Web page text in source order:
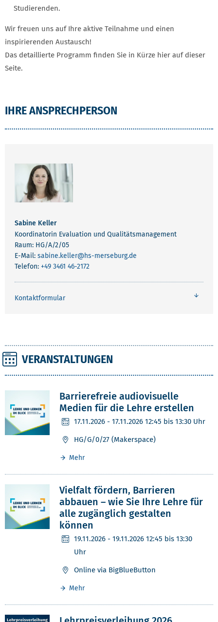
Studierenden.
Wir freuen uns auf Ihre aktive Teilnahme und einen
inspirierenden Austausch!
Das detaillierte Programm finden Sie in Kürze hier auf dieser
Seite.
IHRE ANSPRECHPERSON
Sabine Keller
Koordinatorin Evaluation und Qualitätsmanagement
Raum: HG/A/2/05
E-Mail: sabine.keller@hs-merseburg.de
Telefon: +49 3461 46-2172
Kontaktformular
VERANSTALTUNGEN
Barrierefreie audiovisuelle
Medien für die Lehre erstellen
17.11.2026 - 17.11.2026 12:45 bis 13:30 Uhr
HG/G/0/27 (Makerspace)
Mehr
Vielfalt fördern, Barrieren
abbauen – wie Sie Ihre Lehre für
alle zugänglich gestalten
können
19.11.2026 - 19.11.2026 12:45 bis 13:30
Uhr
Online via BigBlueButton
Mehr